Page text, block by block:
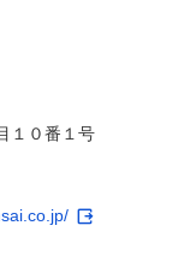
１０番１号